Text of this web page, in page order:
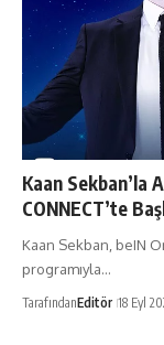
Kaan Sekban’la
CONNECT’te
Kaan Sekban, beIN
programıyla…
TarafındanEditör 18 Eyl